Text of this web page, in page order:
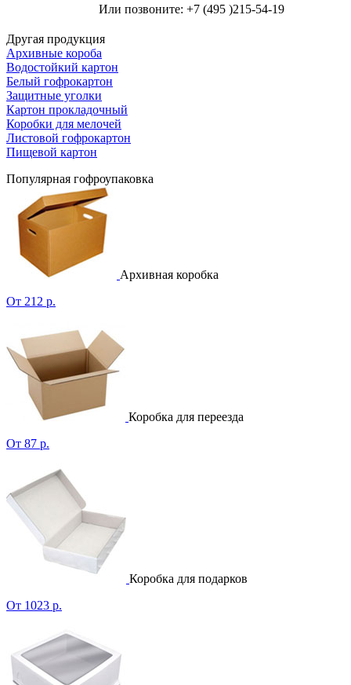
Или позвоните: +7 (495 )215-54-19
Другая продукция
Архивные короба
Водостойкий картон
Белый гофрокартон
Защитные уголки
Картон прокладочный
Коробки для мелочей
Листовой гофрокартон
Пищевой картон
Популярная гофроупаковка
Архивная коробка
От 212 р.
Коробка для переезда
От 87 р.
Коробка для подарков
От 1023 р.